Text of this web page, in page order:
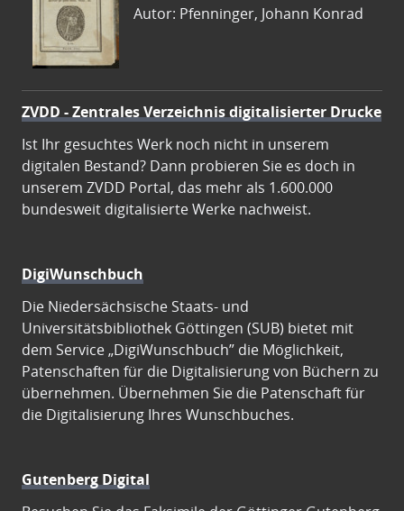
Autor: Pfenninger, Johann Konrad
ZVDD - Zentrales Verzeichnis digitalisierter Drucke
Ist Ihr gesuchtes Werk noch nicht in unserem
digitalen Bestand? Dann probieren Sie es doch in
unserem ZVDD Portal, das mehr als 1.600.000
bundesweit digitalisierte Werke nachweist.
DigiWunschbuch
Die Niedersächsische Staats- und
Universitätsbibliothek Göttingen (SUB) bietet mit
dem Service „DigiWunschbuch” die Möglichkeit,
Patenschaften für die Digitalisierung von Büchern zu
übernehmen. Übernehmen Sie die Patenschaft für
die Digitalisierung Ihres Wunschbuches.
Gutenberg Digital